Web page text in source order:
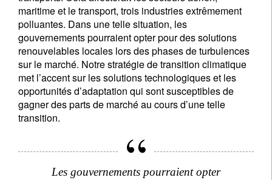
maritime et le transport, trois industries extrêmement
polluantes. Dans une telle situation, les
gouvernements pourraient opter pour des solutions
renouvelables locales lors des phases de turbulences
sur le marché. Notre stratégie de transition climatique
met l’accent sur les solutions technologiques et les
opportunités d’adaptation qui sont susceptibles de
gagner des parts de marché au cours d’une telle
transition.
Les gouvernements pourraient opter